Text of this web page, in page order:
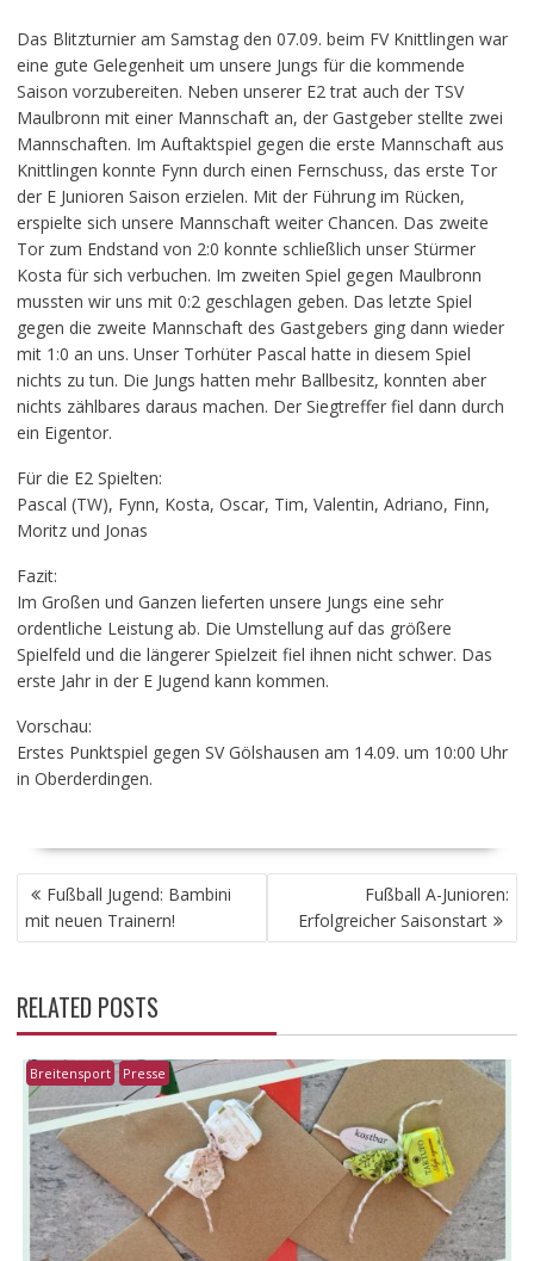
Das Blitzturnier am Samstag den 07.09. beim FV Knittlingen war
eine gute Gelegenheit um unsere Jungs für die kommende
Saison vorzubereiten. Neben unserer E2 trat auch der TSV
Maulbronn mit einer Mannschaft an, der Gastgeber stellte zwei
Mannschaften. Im Auftaktspiel gegen die erste Mannschaft aus
Knittlingen konnte Fynn durch einen Fernschuss, das erste Tor
der E Junioren Saison erzielen. Mit der Führung im Rücken,
erspielte sich unsere Mannschaft weiter Chancen. Das zweite
Tor zum Endstand von 2:0 konnte schließlich unser Stürmer
Kosta für sich verbuchen. Im zweiten Spiel gegen Maulbronn
mussten wir uns mit 0:2 geschlagen geben. Das letzte Spiel
gegen die zweite Mannschaft des Gastgebers ging dann wieder
mit 1:0 an uns. Unser Torhüter Pascal hatte in diesem Spiel
nichts zu tun. Die Jungs hatten mehr Ballbesitz, konnten aber
nichts zählbares daraus machen. Der Siegtreffer fiel dann durch
ein Eigentor.
Für die E2 Spielten:
Pascal (TW), Fynn, Kosta, Oscar, Tim, Valentin, Adriano, Finn,
Moritz und Jonas
Fazit:
Im Großen und Ganzen lieferten unsere Jungs eine sehr
ordentliche Leistung ab. Die Umstellung auf das größere
Spielfeld und die längerer Spielzeit fiel ihnen nicht schwer. Das
erste Jahr in der E Jugend kann kommen.
Vorschau:
Erstes Punktspiel gegen SV Gölshausen am 14.09. um 10:00 Uhr
in Oberderdingen.
BEITRAGSNAVIGATION
Fußball Jugend: Bambini
mit neuen Trainern!
Fußball A-Junioren:
Erfolgreicher Saisonstart
RELATED POSTS
Breitensport Presse